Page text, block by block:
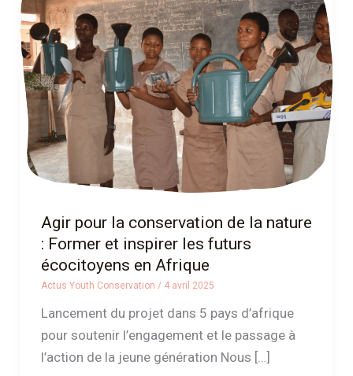
Agir pour la conservation de la nature
: Former et inspirer les futurs
écocitoyens en Afrique
Actus Youth Conservation / 4 avril 2025
Lancement du projet dans 5 pays d’afrique
pour soutenir l’engagement et le passage à
l’action de la jeune génération Nous […]
la
conservation
de
la
nature
Former
et
inspirer
futurs
écocitoyens
en